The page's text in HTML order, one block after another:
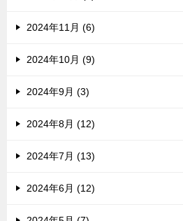
2024年11月 (6)
2024年10月 (9)
2024年9月 (3)
2024年8月 (12)
2024年7月 (13)
2024年6月 (12)